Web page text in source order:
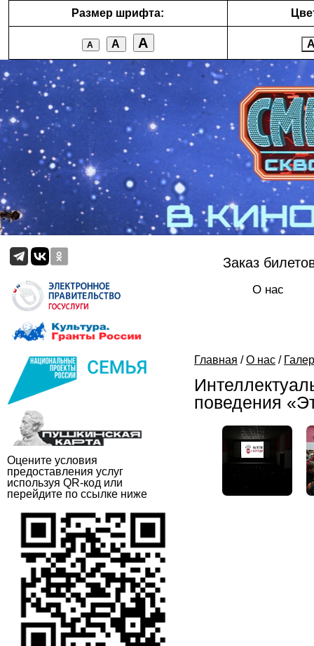
Размер шрифта:
А А А
Оцените условия
предоставления услуг
используя QR-код или
перейдите по ссылке ниже
Заказ
О нас
Главная / О нас /
поведения